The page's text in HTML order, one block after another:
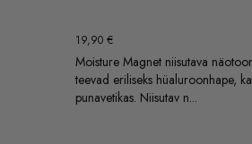
19,90 €
Moisture Magnet niisutava
teevad eriliseks hüaluroonhape,
punavetikas. Niisutav n...